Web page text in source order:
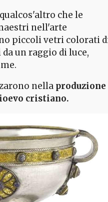
che le
nell'arte
piccoli vetri colorati
un raggio di luce,
nella produzione
cristiano.